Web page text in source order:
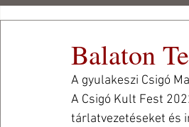
Csigó Malom
Kulturális és
Központ Alapítvány
CSIGÓ MALOM CSIGÓ
Balaton
A gyulakeszi Csigó
A Csigó Kult Fest
tárlatvezetéseket és